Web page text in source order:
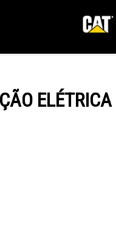
ELÉTRICA